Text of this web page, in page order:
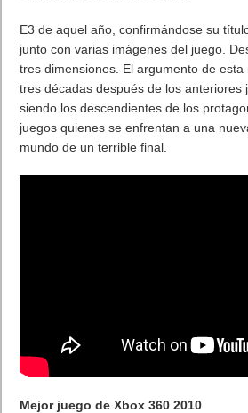
E3 de aquel año, confirmándose su
junto con varias imágenes del juego.
tres dimensiones. El argumento de
tres décadas después de los anteriores
siendo los descendientes de los
juegos quienes se enfrentan a una
mundo de un terrible final.
Mejor juego de Xbox 360 2010